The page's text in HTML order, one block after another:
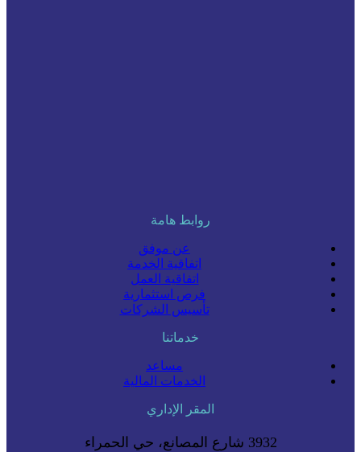
روابط هامة
عن موفق
اتفاقية الخدمة
اتفاقية العمل
فرص استثمارية
تأسيس الشركات
خدماتنا
مساعد
الخدمات المالية
المقر الإداري
3932 شارع المصانع، حي الحمراء